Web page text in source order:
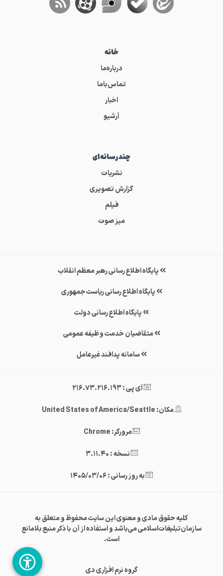
خانه
درباره‌ما
تماس‌باما
اخبار
آرشیو
چندرسانه‌ای
نشریات
گزارش تصویری
فیلم
میز صوت
پایگاه اطلاع رسانی رهبر معظم انقلاب
پایگاه اطلاع رسانی ریاست جمهوری
پایگاه اطلاع رسانی دولت
متقاضیان خدمت وظیفه عمومی
سامانه پدافند غیرعامل
آی پی : 216.73.216.193
مکان: United States of America/Seattle
مرورگر: Chrome
نسخه : 3.11.40
به روز رسانی : 1405/03/06
کلیه حقوق مادی و معنوی این سایت محفوظ و متعلق به
سازمان‌تبلیغات‌اسلامی می‌باشد و استفاده از آن با ذکر منبع بلامانع
است.
گروه نرم افزاری دی